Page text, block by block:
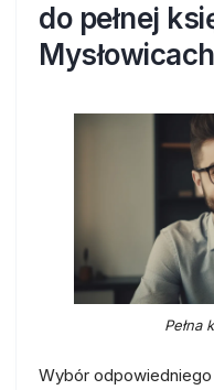
do pełnej
Mysłowicach
Pełna
Wybór